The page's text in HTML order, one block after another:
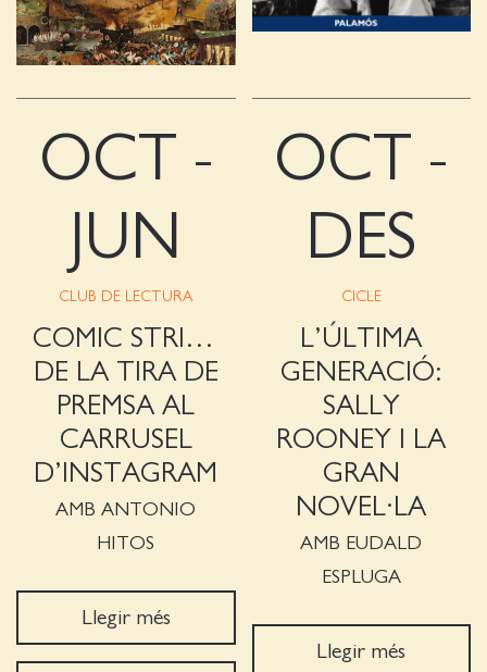
OCT -
JUN
CLUB DE LECTURA
COMIC STRIPS, GREATEST HITS:
DE LA TIRA DE
PREMSA AL
CARRUSEL
D’INSTAGRAM
AMB ANTONIO
HITOS
Llegir més
OCT -
DES
CICLE
L’ÚLTIMA
GENERACIÓ:
SALLY
ROONEY I LA
GRAN
NOVEL·LA
AMB EUDALD
ESPLUGA
Llegir més